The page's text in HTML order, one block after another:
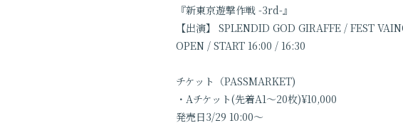
『新東京遊撃作戦 -3rd-』
【出演】 SPLENDID GOD GIRAFFE / FEST
OPEN / START 16:00 / 16:30
チケット（PASSMARKET)
・Aチケット(先着A1〜20枚)¥10,000
発売日3/29 10:00〜